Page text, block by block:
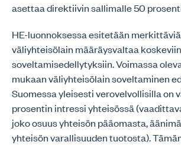
asettaa direktiivin sallimalle 50
HE-luonnoksessa esitetään
väliyhteisölain määräysvaltaa koskeviin
soveltamisedellytyksiin. Voimassa
mukaan väliyhteisölain soveltaminen
Suomessa yleisesti verovelvollisilla on
prosentin intressi yhteisössä
joko osuus yhteisön pääomasta,
yhteisön varallisuuden tuotosta).